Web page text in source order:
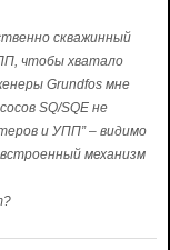
скважинный
чтобы хватало
Grundfos мне
SQ/SQE не
и УПП” – видимо
механизм